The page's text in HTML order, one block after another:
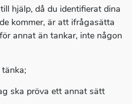
hjälp, då du identifierat dina
kommer, är att ifrågasätta
annat än tankar, inte någon
ska pröva ett annat sätt